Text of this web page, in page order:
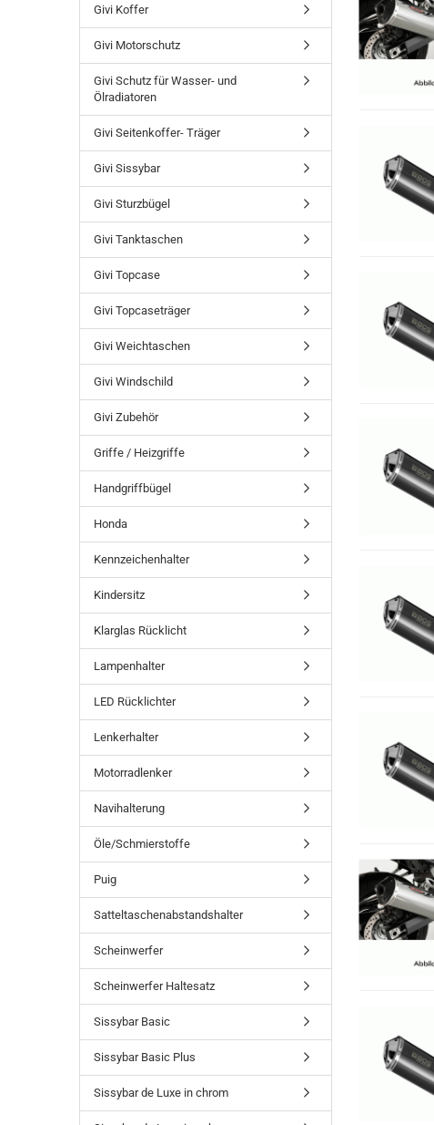
Givi Koffer
Givi Motorschutz
Givi Schutz für Wasser- und
Ölradiatoren
Givi Seitenkoffer- Träger
Givi Sissybar
Givi Sturzbügel
Givi Tanktaschen
Givi Topcase
Givi Topcaseträger
Givi Weichtaschen
Givi Windschild
Givi Zubehör
Griffe / Heizgriffe
Handgriffbügel
Honda
Kennzeichenhalter
Kindersitz
Klarglas Rücklicht
Lampenhalter
LED Rücklichter
Lenkerhalter
Motorradlenker
Navihalterung
Öle/Schmierstoffe
Puig
Satteltaschenabstandshalter
Scheinwerfer
Scheinwerfer Haltesatz
Sissybar Basic
Sissybar Basic Plus
Sissybar de Luxe in chrom